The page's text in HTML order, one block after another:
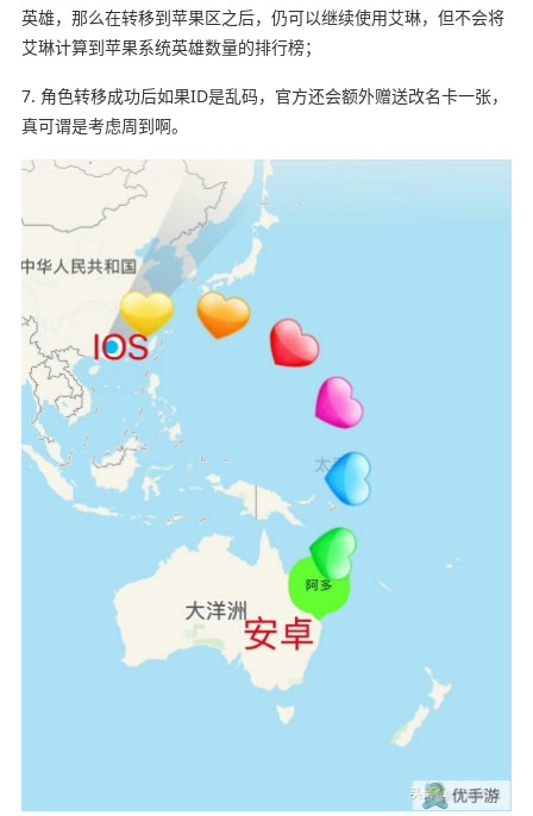
英雄，那么在转移到苹果区之后，仍可以继续使用艾琳，但不会将
艾琳计算到苹果系统英雄数量的排行榜；
7. 角色转移成功后如果ID是乱码，官方还会额外赠送改名卡一张，
真可谓是考虑周到啊。